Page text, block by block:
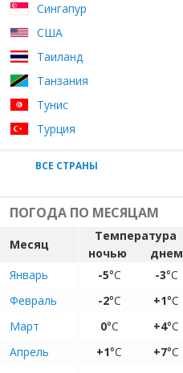
Сингапур
США
Таиланд
Танзания
Тунис
Турция
ВСЕ СТРАНЫ
ПОГОДА ПО МЕСЯЦАМ
Месяц
Температура
ночью
днем
Январь
-5°C -3°C
Февраль
-2°C +1°C
Март
0°C +4°C
Апрель
+1°C +7°C